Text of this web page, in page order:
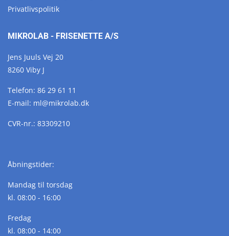
Privatlivspolitik
MIKROLAB - FRISENETTE A/S
Jens Juuls Vej 20
8260 Viby J
Telefon: 86 29 61 11
E-mail: ml@mikrolab.dk
CVR-nr.: 83309210
Åbningstider:
Mandag til torsdag
kl. 08:00 - 16:00
Fredag
kl. 08:00 - 14:00